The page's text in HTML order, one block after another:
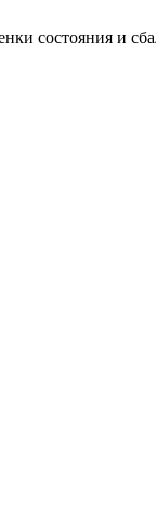
состояния и